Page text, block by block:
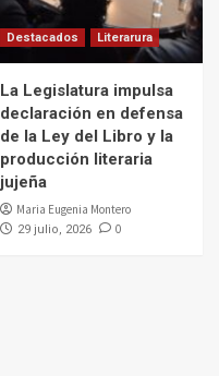
Destacados Literarura
La Legislatura impulsa
declaración en defensa
de la Ley del Libro y la
producción literaria
jujeña
Maria Eugenia Montero
29 julio, 2026 0